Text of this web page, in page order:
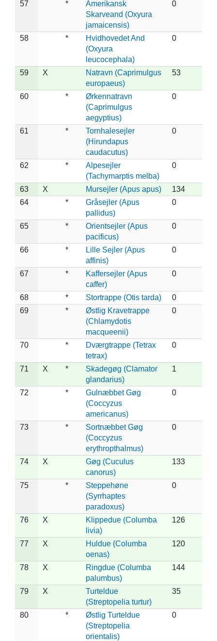
57 *
Amerikansk
Skarveand (Oxyura
jamaicensis)
0
58 *
Hvidhovedet And
(Oxyura
leucocephala)
0
59 X
Natravn (Caprimulgus
europaeus)
53
60 *
Ørkennatravn
(Caprimulgus
aegyptius)
0
61 *
Tornhalesejler
(Hirundapus
caudacutus)
0
62 *
Alpesejler
(Tachymarptis melba)
0
63 X Mursejler (Apus apus)
134
64
*
Gråsejler (Apus
pallidus)
0
65 *
Orientsejler (Apus
pacificus)
0
66 *
Lille Sejler (Apus
affinis)
0
67 *
Kaffersejler (Apus
caffer)
0
68 * Stortrappe (Otis tarda)
0
69
*
Østlig Kravetrappe
(Chlamydotis
macqueenii)
0
70 *
Dværgtrappe (Tetrax
tetrax)
0
71 X *
Skadegøg (Clamator
glandarius)
1
72 *
Gulnæbbet Gøg
(Coccyzus
americanus)
0
73 *
Sortnæbbet Gøg
(Coccyzus
erythropthalmus)
0
74 X
Gøg (Cuculus
canorus)
133
75 *
Steppehøne
(Syrrhaptes
paradoxus)
0
76 X
Klippedue (Columba
livia)
126
77 X
Huldue (Columba
oenas)
120
78 X
Ringdue (Columba
palumbus)
144
79 X
Turteldue
(Streptopelia turtur)
35
80 *
Østlig Turteldue
(Streptopelia
orientalis)
0